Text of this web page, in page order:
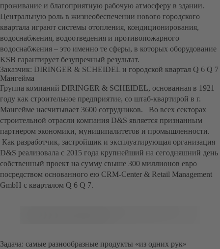
проживание и благоприятную рабочую атмосферу в здании.
Центральную роль в жизнеобеспечении нового городского
квартала играют системы отопления, кондиционирования,
водоснабжения, водоотведения и противопожарного
водоснабжения – это именно те сферы, в которых оборудование
KSB гарантирует безупречный результат.
Заказчик: DIRINGER & SCHEIDEL и городской квартал Q 6 Q 7
Мангейма
Группа компаний DIRINGER & SCHEIDEL, основанная в 1921
году как строительное предприятие, со штаб-квартирой в г.
Мангейме насчитывает 3600 сотрудников. Во всех секторах
строительной отрасли компания D&S является признанным
партнером экономики, муниципалитетов и промышленности.
Как разработчик, застройщик и эксплуатирующая организация
D&S реализовала с 2015 года крупнейший на сегодняшний день
собственный проект на сумму свыше 300 миллионов евро
посредством основанного ею CRM-Center & Retail Management
GmbH с кварталом Q 6 Q 7.
Задача: самые разнообразные продукты «из одних рук»